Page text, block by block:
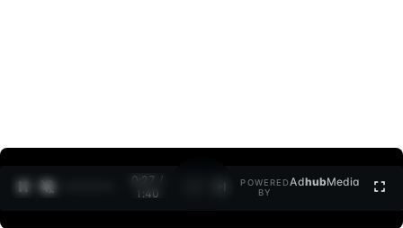
0:29 /
1:40
POWERED
BY
AdhubMedia